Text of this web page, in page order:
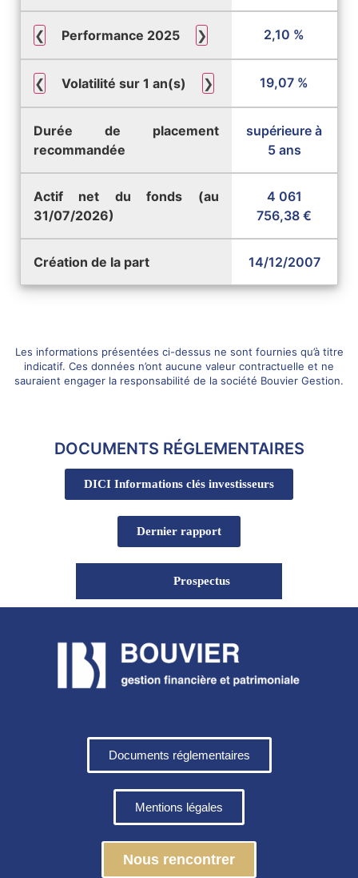
❮ Performance 2025 ❯ 2,10 %
❮ Volatilité sur 1 an(s) ❯ 19,07 %
Durée de placement
recommandée
supérieure à
5 ans
Actif net du fonds (au
31/07/2026)
4 061
756,38 €
Création de la part 14/12/2007
Les informations présentées ci-dessus ne sont fournies qu’à titre
indicatif. Ces données n’ont aucune valeur contractuelle et ne
sauraient engager la responsabilité de la société Bouvier Gestion.
DOCUMENTS RÉGLEMENTAIRES
DICI Informations clés investisseurs
Dernier rapport
Prospectus
Documents réglementaires
Mentions légales
Nous rencontrer